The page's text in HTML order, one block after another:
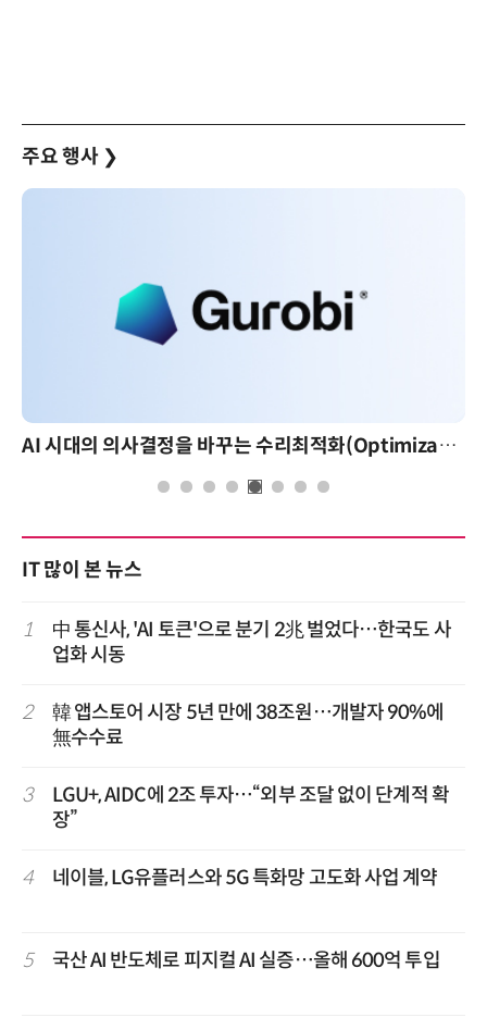
주요 행사 ❯
AI 시대의 의사결정을 바꾸는 수리최적화(Optimization): 실제 산업 적용 사례와 활용 전략
IT 많이 본 뉴스
1
中 통신사, 'AI 토큰'으로 분기 2兆 벌었다…한국도 사
업화 시동
2
韓 앱스토어 시장 5년 만에 38조원…개발자 90%에
無수수료
3
LGU+, AIDC에 2조 투자…“외부 조달 없이 단계적 확
장”
4 네이블, LG유플러스와 5G 특화망 고도화 사업 계약
5 국산 AI 반도체로 피지컬 AI 실증…올해 600억 투입